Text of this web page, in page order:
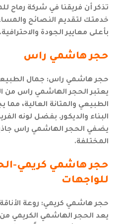
تذكر أن فريقنا في شركة رماح
خدمتك لتقديم النصائح
بأعلى معايير الجودة والاحترافية.
حجر هاشمي راس
حجر هاشمي راس: جمال
يعتبر الحجر الهاشمي راس من
الطبيعي والمتانة العالية، مما
البناء والديكور. بفضل لونه
يضفي الحجر الهاشمي راس
المختلفة.
حجر هاشمي كريمي-
للواجهات
حجر هاشمي كريمي: روعة
يعد الحجر الهاشمي الكريمي من